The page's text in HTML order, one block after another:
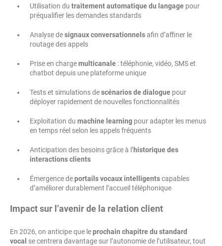
Utilisation du traitement automatique du langage pour
préqualifier les demandes standards
Analyse designaux conversationnelsafin d’affiner le
routage des appels
Prise en chargemulticanale : téléphonie, vidéo, SMS et
chatbot depuis une plateforme unique
Tests et simulations descénarios de dialogue pour
déployer rapidement de nouvelles fonctionnalités
Exploitation du machine learning pour adapter les menus
en temps réel selon les appels fréquents
Anticipation des besoins grâce à l’historique des
interactions clients
Émergence deportails vocaux intelligentscapables
d’améliorer durablement l’accueil téléphonique
Impact sur l’avenir de la relation client
En 2026, on anticipe que leprochain chapitre du standard
vocal se centrera davantage sur l’autonomie de l’utilisateur, tout